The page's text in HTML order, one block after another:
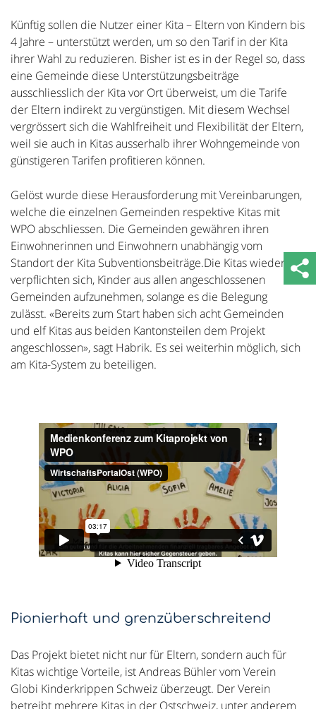
Künftig sollen die Nutzer einer Kita – Eltern von Kindern bis
4 Jahre – unterstützt werden, um so den Tarif in der Kita
ihrer Wahl zu reduzieren. Bisher ist es in der Regel so, dass
eine Gemeinde diese Unterstützungsbeiträge
ausschliesslich der Kita vor Ort überweist, um die Tarife
der Eltern indirekt zu vergünstigen. Mit diesem Wechsel
vergrössert sich die Wahlfreiheit und Flexibilität der Eltern,
weil sie auch in Kitas ausserhalb ihrer Wohngemeinde von
günstigeren Tarifen profitieren können.
Gelöst wurde diese Herausforderung mit Vereinbarungen,
welche die einzelnen Gemeinden respektive Kitas mit
WPO abschliessen. Die Gemeinden gewähren ihren
Einwohnerinnen und Einwohnern unabhängig vom
Standort der Kita Subventionsbeiträge.Die Kitas wiederum
verpflichten sich, Kinder aus allen angeschlossenen
Gemeinden aufzunehmen, solange es die Belegung
zulässt. «Bereits zum Start haben sich acht Gemeinden
und elf Kitas aus beiden Kantonsteilen dem Projekt
angeschlossen», sagt Habrik. Es sei weiterhin möglich, sich
am Kita-System zu beteiligen.
Pionierhaft und grenzüberschreitend
Das Projekt bietet nicht nur für Eltern, sondern auch für
Kitas wichtige Vorteile, ist Andreas Bühler vom Verein
Globi Kinderkrippen Schweiz überzeugt. Der Verein
betreibt mehrere Kitas in der Ostschweiz, unter anderem